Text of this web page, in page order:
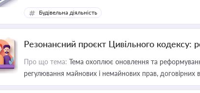
Будівельна діяльність
Резонансний проєкт Цивільного кодексу:
Про що тема: Тема охоплює оновлення та
регулювання майнових і немайнових прав, договірних